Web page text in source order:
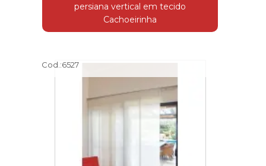
persiana vertical em tecido
Cachoeirinha
Cod.:6527